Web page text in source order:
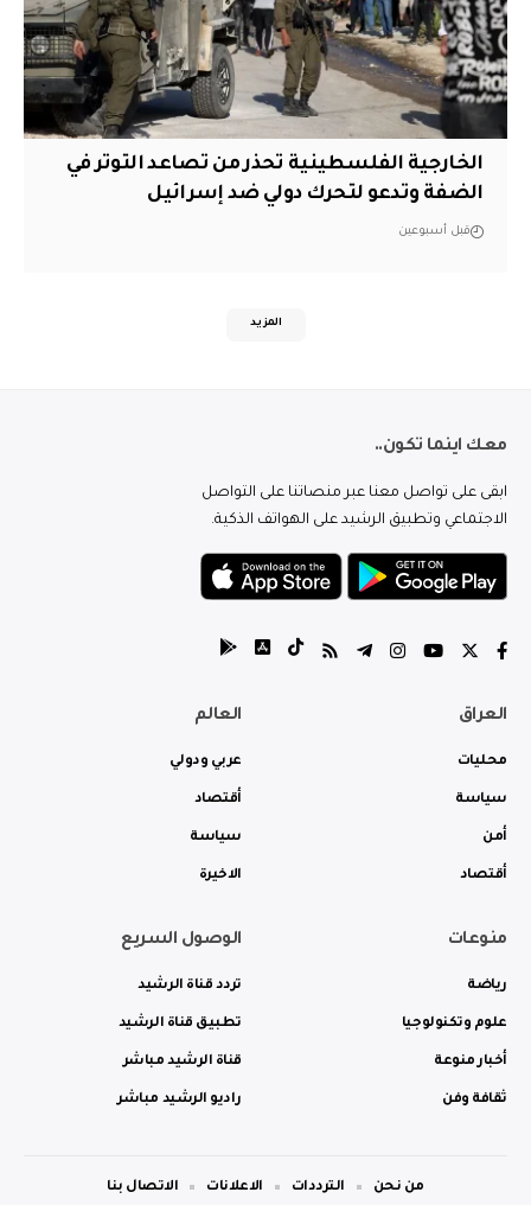
الخارجية الفلسطينية تحذر من تصاعد التوتر في
الضفة وتدعو لتحرك دولي ضد إسرائيل
قبل أسبوعين
المزيد
معك اينما تكون..
ابقى على تواصل معنا عبر منصاتنا على التواصل
الاجتماعي وتطبيق الرشيد على الهواتف الذكية.
العراق
محليات
سياسة
أمن
أقتصاد
العالم
عربي ودولي
أقتصاد
سياسة
الاخيرة
منوعات
رياضة
علوم وتكنولوجيا
أخبار منوعة
ثقافة وفن
الوصول السريع
تردد قناة الرشيد
تطبيق قناة الرشيد
قناة الرشيد مباشر
راديو الرشيد مباشر
من نحن الترددات الاعلانات الاتصال بنا